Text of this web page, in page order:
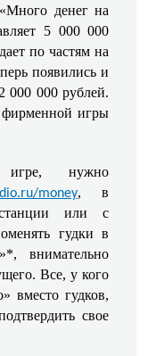
денег на
5 000 000
по частям на
появились и
000 000 рублей.
фирменной игры
игре, нужно
money, в
или с
гудки в
внимательно
Все, у кого
вместо гудков,
свое